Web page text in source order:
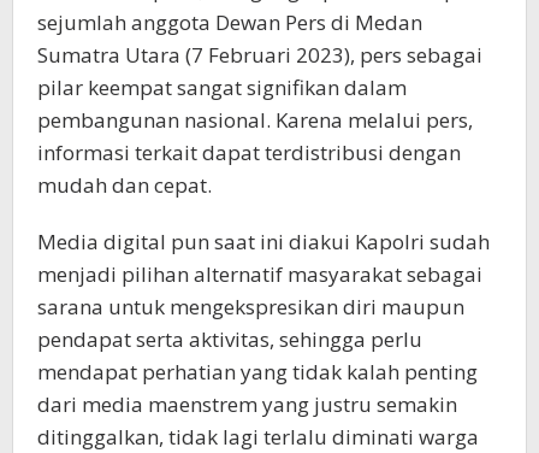
sejumlah anggota Dewan Pers di Medan
Sumatra Utara (7 Februari 2023), pers sebagai
pilar keempat sangat signifikan dalam
pembangunan nasional. Karena melalui pers,
informasi terkait dapat terdistribusi dengan
mudah dan cepat.
Media digital pun saat ini diakui Kapolri sudah
menjadi pilihan alternatif masyarakat sebagai
sarana untuk mengekspresikan diri maupun
pendapat serta aktivitas, sehingga perlu
mendapat perhatian yang tidak kalah penting
dari media maenstrem yang justru semakin
ditinggalkan, tidak lagi terlalu diminati warga